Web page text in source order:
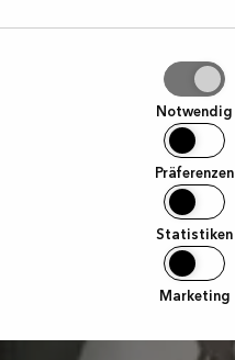
Notwendig
Präferenzen
Statistiken
Marketing